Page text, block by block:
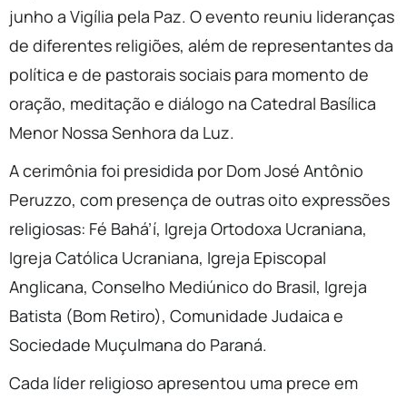
junho a Vigília pela Paz. O evento reuniu lideranças
de diferentes religiões, além de representantes da
política e de pastorais sociais para momento de
oração, meditação e diálogo na Catedral Basílica
Menor Nossa Senhora da Luz.
A cerimônia foi presidida por Dom José Antônio
Peruzzo, com presença de outras oito expressões
religiosas: Fé Bahá’í, Igreja Ortodoxa Ucraniana,
Igreja Católica Ucraniana, Igreja Episcopal
Anglicana, Conselho Mediúnico do Brasil, Igreja
Batista (Bom Retiro), Comunidade Judaica e
Sociedade Muçulmana do Paraná.
Cada líder religioso apresentou uma prece em